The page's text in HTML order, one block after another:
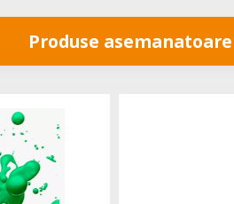
Produse asemanatoare